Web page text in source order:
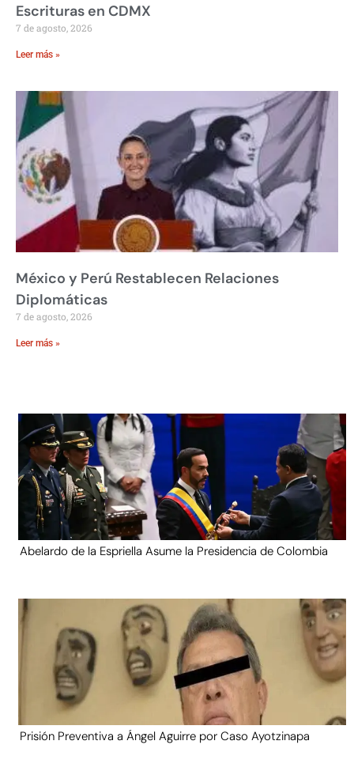
Escrituras en CDMX
7 de agosto, 2026
Leer más »
México y Perú Restablecen Relaciones
Diplomáticas
7 de agosto, 2026
Leer más »
Abelardo de la Espriella Asume la Presidencia de Colombia
Prisión Preventiva a Ángel Aguirre por Caso Ayotzinapa